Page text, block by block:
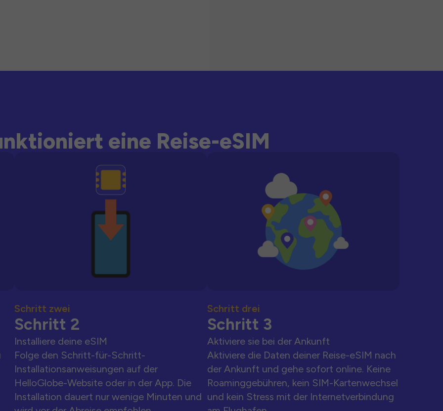
eine Reise-eSIM
Schritt zwei
Schritt 2
Installiere deine eSIM
Folge den Schritt-für-Schritt-
Installationsanweisungen auf der
HelloGlobe-Website oder in der App. Die
Installation dauert nur wenige Minuten und
Schritt drei
Schritt 3
Aktiviere sie bei der Ankunft
Aktiviere die Daten deiner Reise-eSIM nach
der Ankunft und gehe sofort online. Keine
Roaminggebühren, kein SIM-Kartenwechsel
und kein Stress mit der Internetverbindung